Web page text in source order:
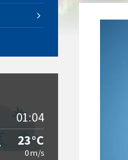
01:04
23°C
0 m/s